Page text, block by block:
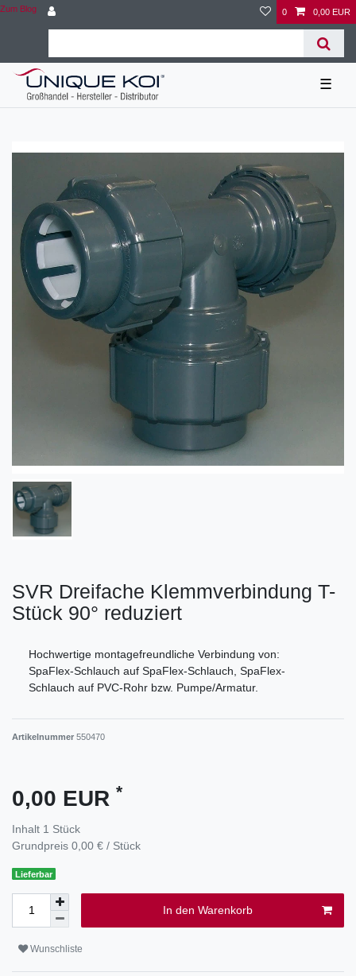
Zum Blog 0 0,00 EUR
☰
SVR Dreifache Klemmverbindung T-
Stück 90° reduziert
Hochwertige montagefreundliche Verbindung von:
SpaFlex-Schlauch auf SpaFlex-Schlauch, SpaFlex-
Schlauch auf PVC-Rohr bzw. Pumpe/Armatur.
Artikelnummer 550470
0,00 EUR *
Inhalt 1 Stück
Grundpreis 0,00 € / Stück
Lieferbar
In den Warenkorb
Wunschliste